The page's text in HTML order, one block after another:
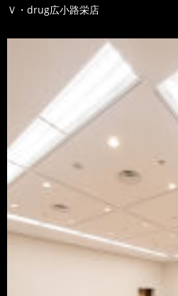
Ｖ・drug広小路栄店